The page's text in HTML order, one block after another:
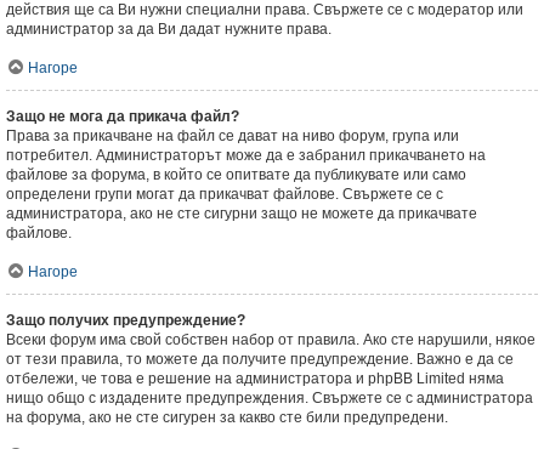
действия ще са Ви нужни специални права. Свържете се с модератор или
администратор за да Ви дадат нужните права.
Нагоре
Защо не мога да прикача файл?
Права за прикачване на файл се дават на ниво форум, група или
потребител. Администраторът може да е забранил прикачването на
файлове за форума, в който се опитвате да публикувате или само
определени групи могат да прикачват файлове. Свържете се с
администратора, ако не сте сигурни защо не можете да прикачвате
файлове.
Нагоре
Защо получих предупреждение?
Всеки форум има свой собствен набор от правила. Ако сте нарушили, някое
от тези правила, то можете да получите предупреждение. Важно е да се
отбележи, че това е решение на администратора и phpBB Limited няма
нищо общо с издадените предупреждения. Свържете се с администратора
на форума, ако не сте сигурен за какво сте били предупредени.